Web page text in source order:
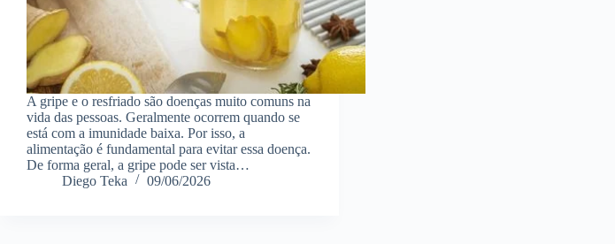
A gripe e o resfriado são doenças muito comuns na
vida das pessoas. Geralmente ocorrem quando se
está com a imunidade baixa. Por isso, a
alimentação é fundamental para evitar essa doença.
De forma geral, a gripe pode ser vista…
Diego Teka
09/06/2026